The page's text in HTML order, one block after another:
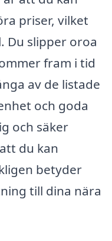
priser, vilket
Du slipper oroa
fram i tid
av de listade
och goda
och säker
du kan
betyder
till dina nära